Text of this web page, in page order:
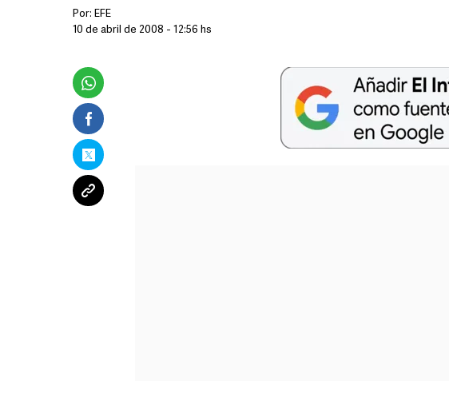
Por: EFE
10 de abril de 2008 - 12:56 hs